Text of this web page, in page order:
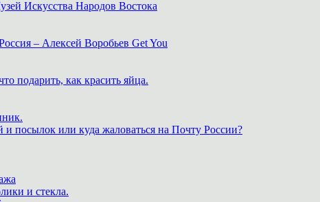
Искусства Народов Востока
– Алексей Воробьев Get You
подарить, как красить яйца.
посылок или куда жаловаться на Почту России?
и стекла.